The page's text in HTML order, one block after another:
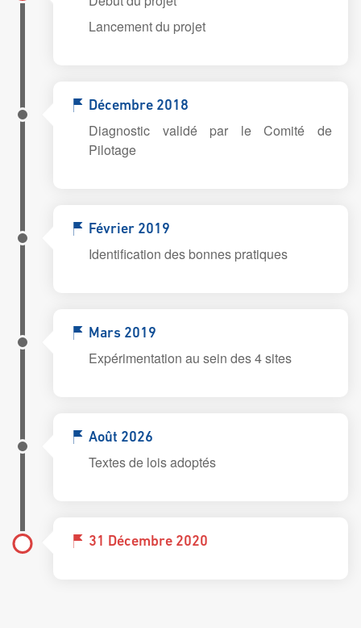
Lancement du projet
Décembre 2018
Diagnostic validé par le Comité de
Pilotage
Février 2019
Identification des bonnes pratiques
Mars 2019
Expérimentation au sein des 4 sites
Août 2026
Textes de lois adoptés
31 Décembre 2020